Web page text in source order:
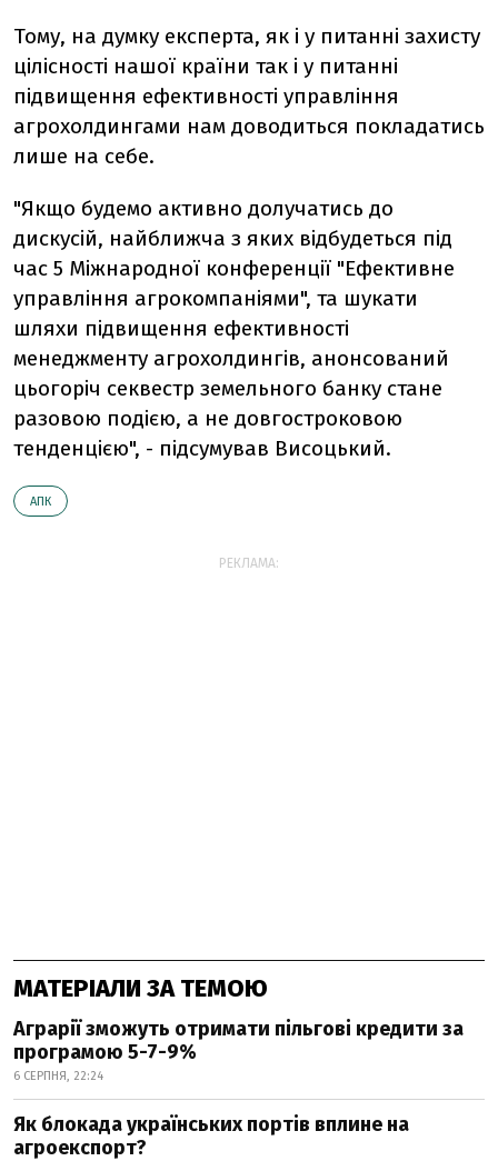
Тому, на думку експерта, як і у питанні захисту
цілісності нашої країни так і у питанні
підвищення ефективності управління
агрохолдингами нам доводиться покладатись
лише на себе.
"Якщо будемо активно долучатись до
дискусій, найближча з яких відбудеться під
час 5 Міжнародної конференції "Ефективне
управління агрокомпаніями", та шукати
шляхи підвищення ефективності
менеджменту агрохолдингів, анонсований
цьогоріч секвестр земельного банку стане
разовою подією, а не довгостроковою
тенденцією", - підсумував Висоцький.
АПК
РЕКЛАМА:
МАТЕРІАЛИ ЗА ТЕМОЮ
Аграрії зможуть отримати пільгові кредити за
програмою 5-7-9%
6 СЕРПНЯ, 22:24
Як блокада українських портів вплине на
агроекспорт?